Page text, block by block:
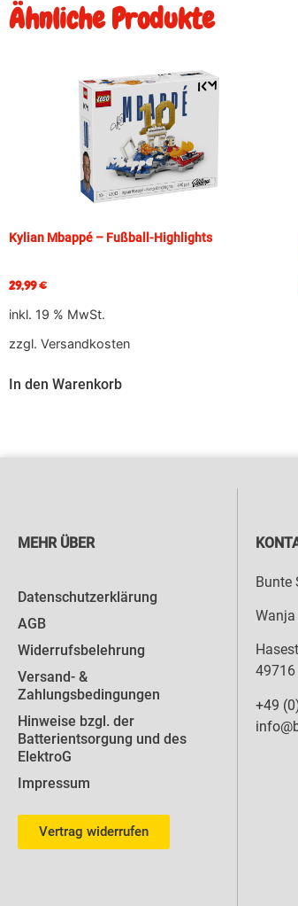
Ähnliche Produkte
Kylian Mbappé – Fußball-Highlights
29,99€
inkl. 19 % MwSt.
zzgl. Versandkosten
In den Warenkorb
MEHR ÜBER
Datenschutzerklärung
AGB
Widerrufsbelehrung
Versand- &
Zahlungsbedingungen
Hinweise bzgl. der
Batterientsorgung und des
ElektroG
Impressum
Vertrag widerrufen
Bunte
49716
+49